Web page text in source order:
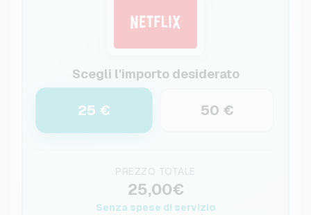
Scegli l'importo desiderato
25 € 50 €
PREZZO TOTALE
25,00€
Senza spese di servizio